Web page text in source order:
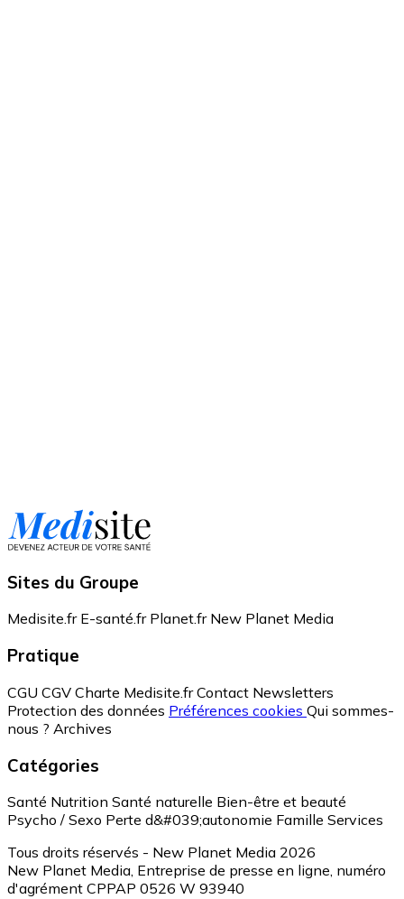
Sites du Groupe
Medisite.fr E-santé.fr Planet.fr New Planet Media
Pratique
CGU CGV Charte Medisite.fr Contact Newsletters
Protection des données Préférences cookies Qui sommes-
nous ? Archives
Catégories
Santé Nutrition Santé naturelle Bien-être et beauté
Psycho / Sexo Perte d&#039;autonomie Famille Services
Tous droits réservés - New Planet Media 2026
New Planet Media, Entreprise de presse en ligne, numéro
d'agrément CPPAP 0526 W 93940